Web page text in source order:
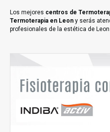
Los mejores centros de
Termoterapia en Leon y serás
profesionales de la estética de Leon